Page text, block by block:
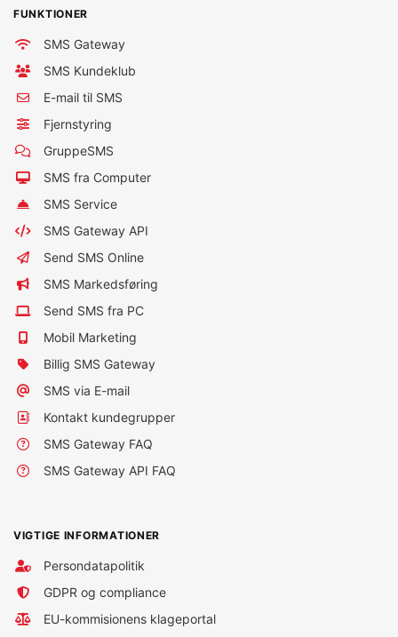
FUNKTIONER
SMS Gateway
SMS Kundeklub
E-mail til SMS
Fjernstyring
GruppeSMS
SMS fra Computer
SMS Service
SMS Gateway API
Send SMS Online
SMS Markedsføring
Send SMS fra PC
Mobil Marketing
Billig SMS Gateway
SMS via E-mail
Kontakt kundegrupper
SMS Gateway FAQ
SMS Gateway API FAQ
VIGTIGE INFORMATIONER
Persondatapolitik
GDPR og compliance
EU-kommisionens klageportal